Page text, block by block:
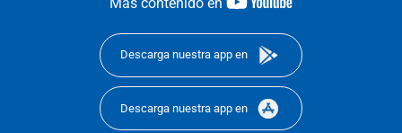
Descarga nuestra app en
Descarga nuestra app en